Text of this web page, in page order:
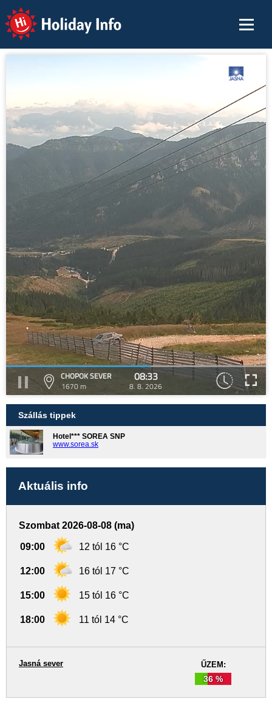
Holiday Info
CHOPOK SEVER
1670 m
08:33
8. 8. 2026
Szállás tippek
Hotel*** SOREA SNP
www.sorea.sk
Aktuális info
Szombat 2026-08-08 (ma)
09:00 12 tól 16 °C
12:00 16 tól 17 °C
15:00 15 tól 16 °C
18:00 11 tól 14 °C
ŰZEM:
36 %
Jasná sever